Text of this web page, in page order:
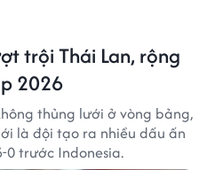
trội Thái Lan, rộng
2026
thủng lưới ở vòng bảng,
là đội tạo ra nhiều dấu ấn
0 trước Indonesia.